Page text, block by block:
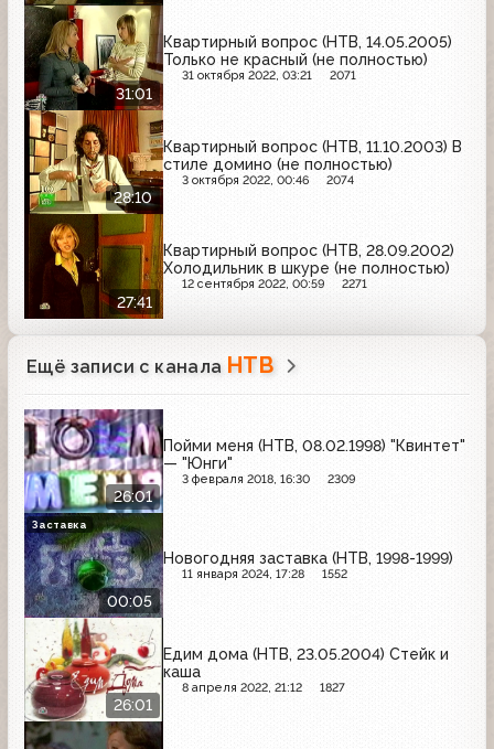
31:01
Квартирный вопрос (НТВ, 14.05.2005)
Только не красный (не полностью)
31 октября 2022, 03:21 2071
28:10
Квартирный вопрос (НТВ, 11.10.2003) В
стиле домино (не полностью)
3 октября 2022, 00:46 2074
27:41
Квартирный вопрос (НТВ, 28.09.2002)
Холодильник в шкуре (не полностью)
12 сентября 2022, 00:59 2271
Ещё записи с канала НТВ
26:01
Пойми меня (НТВ, 08.02.1998) "Квинтет"
— "Юнги"
3 февраля 2018, 16:30 2309
00:05
Новогодняя заставка (НТВ, 1998-1999)
11 января 2024, 17:28 1552
Заставка
26:01
Едим дома (НТВ, 23.05.2004) Стейк и
каша
8 апреля 2022, 21:12 1827